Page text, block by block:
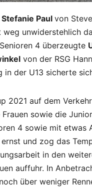
Stefanie Paul von
unwiderstehlich
4 überzeugte
von der RSG
in der U13 sicherte
2021 auf dem
sowie die
4 sowie mit etwas
und zog das
in den
auffuhr. In
über weniger